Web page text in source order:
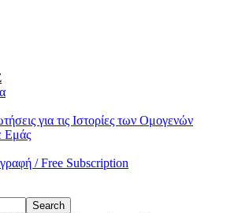
για τις Ιστορίες των Ομογενών
Εμάς
/ Free Subscription